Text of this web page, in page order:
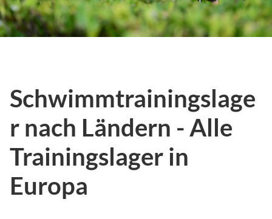
Schwimmtrainingslage
r nach Ländern - Alle
Trainingslager in
Europa